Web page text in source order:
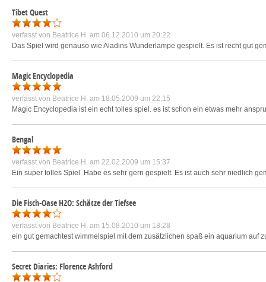
Tibet Quest
verfasst von Beatrice H. am 06.12.2010 um 20:22
Das Spiel wird genauso wie Aladins Wunderlampe gespielt. Es ist recht gut
Magic Encyclopedia
verfasst von Beatrice H. am 18.05.2009 um 22:15
Magic Encyclopedia ist ein echt tolles spiel. es ist schon ein etwas mehr
Bengal
verfasst von Beatrice H. am 22.02.2009 um 15:37
Ein super tolles Spiel. Habe es sehr gern gespielt. Es ist auch sehr niedlich
Die Fisch-Oase H2O: Schätze der Tiefsee
verfasst von Beatrice H. am 15.08.2010 um 18:28
ein gut gemachtest wimmelspiel mit dem zusätzlichen spaß ein aquarium auf
Secret Diaries: Florence Ashford